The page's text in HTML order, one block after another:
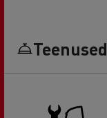
Teenused